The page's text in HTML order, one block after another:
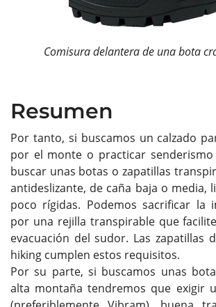
Comisura delantera de una bota
Resumen
Por tanto, si buscamos un calzado
por el monte o practicar
buscar unas botas o zapatillas
antideslizante, de caña baja o media,
poco rígidas. Podemos sacrificar la
por una rejilla transpirable que
evacuación del sudor. Las zapatillas
hiking cumplen estos requisitos.
Por su parte, si buscamos unas
alta montaña tendremos que exigir